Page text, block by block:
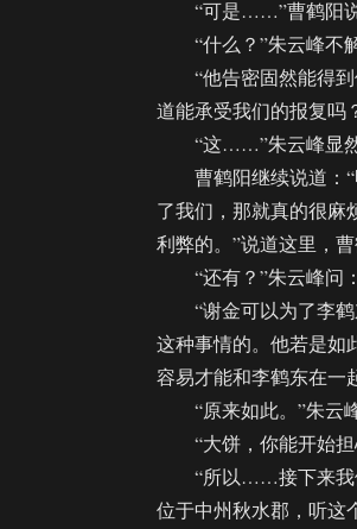
“可是……”曹鹤阳说
“什么？”朱云峰不解
“他告密固然能得到
道能承受我们的报复吗
“这……”朱云峰显然
曹鹤阳继续说道：“
了我们，那就真的很
利弊的。”说道这里，
“还有？”朱云峰问
“谢金可以为了李鹤
这种事情的。他若是如
容易才能和李鹤东在一
“原来如此。”朱云峰
“大饼，你能开始担
“所以……接下来我们
位于中州秋水郡，听这